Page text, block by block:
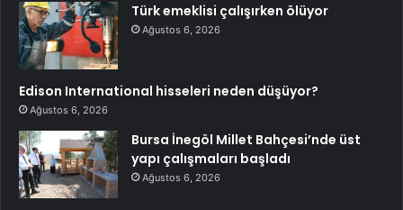
Türk emeklisi çalışırken ölüyor
Ağustos 6, 2026
Edison International hisseleri neden düşüyor?
Ağustos 6, 2026
Bursa İnegöl Millet Bahçesi’nde üst
yapı çalışmaları başladı
Ağustos 6, 2026